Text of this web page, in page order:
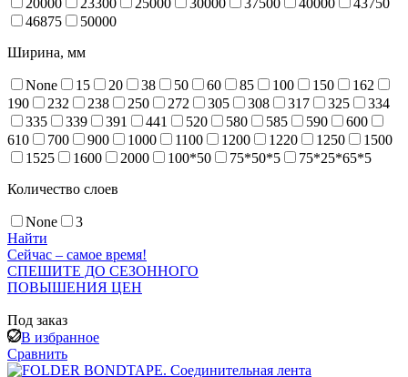
46875
50000
Ширина, мм
None 15 20 38 50 60 85 100 150
162
190
232 238 250 272 305 308 317 325
334
335
339 391 441 520 580 585 590
600
610
700 900 1000 1100 1200 1220 1250
1500
1525
1600 2000 100*50 75*50*5
75*25*65*5
Количество слоев
None
3
Найти
Сейчас – самое время!
СПЕШИТЕ ДО СЕЗОННОГО
ПОВЫШЕНИЯ ЦЕН
Под заказ
В избранное
Сравнить